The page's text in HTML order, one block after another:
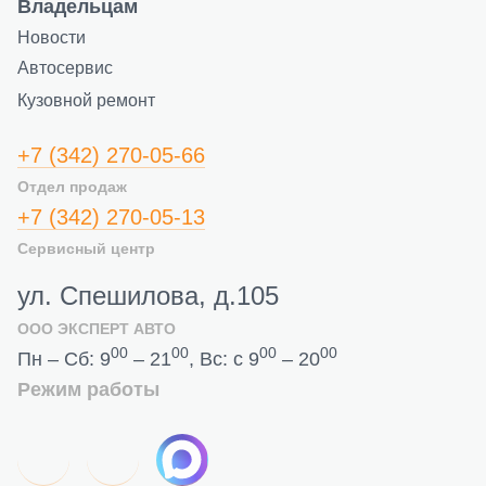
Владельцам
Новости
Автосервис
Кузовной ремонт
+7 (342) 270-05-66
Отдел продаж
+7 (342) 270-05-13
Сервисный центр
ул. Спешилова, д.105
ООО ЭКСПЕРТ АВТО
Пн – Сб: 900 – 2100, Вс: с 900 – 2000
Режим работы